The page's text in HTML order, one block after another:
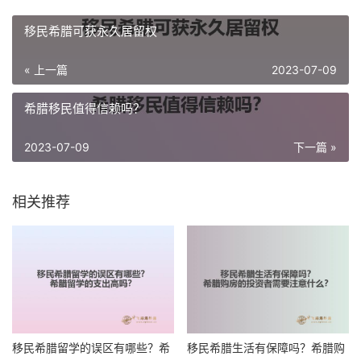
移民希腊可获永久居留权
« 上一篇 2023-07-09
希腊移民值得信赖吗？
下一篇 »
2023-07-09
相关推荐
移民希腊留学的误区有哪些？希
移民希腊生活有保障吗？希腊购